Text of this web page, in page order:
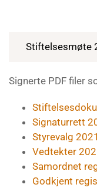
Stiftelsesmøte
Signerte PDF filer
Signaturrett
Styrevalg 2021
Vedtekter
Samordnet
Godkjent